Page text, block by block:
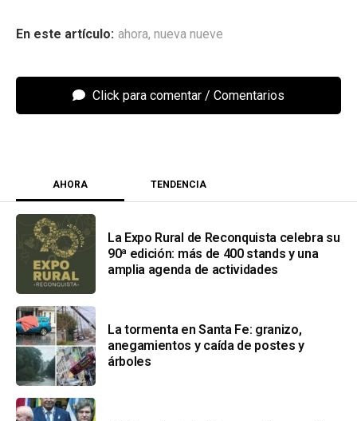
ahora, nueva nueve
Click para comentar
AHORA TENDENCIA
La Expo Rural de Reconquista celebra su
90ª edición: más de 400 stands y una
amplia agenda de actividades
La tormenta en Santa Fe: granizo,
anegamientos y caída de postes y
árboles